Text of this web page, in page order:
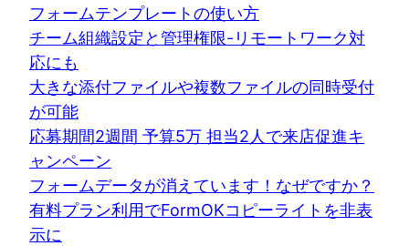
フォームテンプレートの使い方
チーム組織設定と管理権限-リモートワーク対
応にも
大きな添付ファイルや複数ファイルの同時受付
が可能
応募期間2週間 予算5万 担当2人で来店促進キ
ャンペーン
フォームデータが消えています！なぜですか？
有料プラン利用でFormOKコピーライトを非表
示に